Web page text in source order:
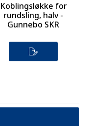
Koblingsløkke for
rundsling, halv -
Gunnebo SKR